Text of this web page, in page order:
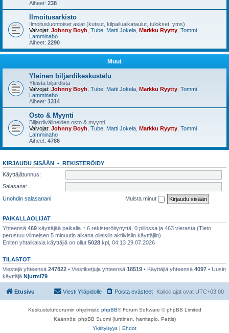
Aiheet: 238
Ilmoitusarkisto
Ilmoitusluontoiset asiat (kutsut, kilpailuaikataulut, tulokset, yms)
Valvojat: Johnny Boyh Tube Matti Jokela Markku Ryytty Tommi
Lamminaho
Aiheet: 2290
Muut
Yleinen biljardikeskustelu
Yleistä biljardista
Valvojat: Johnny Boyh Tube Matti Jokela Markku Ryytty Tommi
Lamminaho
Aiheet: 1314
Osto & Myynti
Biljardivälineiden osto & myynti
Valvojat: Johnny Boyh Tube Matti Jokela Markku Ryytty Tommi
Lamminaho
Aiheet: 4786
KIRJAUDU SISÄÄN • REKISTERÖIDY
Käyttäjätunnus:
Salasana:
Unohdin salasanani
Muista minut
PAIKALLAOLIJAT
Yhteensä 469 käyttäjää paikalla :: 6 rekisteröitynyttä, 0 piilossa ja 463 vierasta (Tieto
perustuu viimeisen 5 minuutin aikana olleisiin aktiivisiin käyttäjiin)
Eniten yhtaikaisia käyttäjiä on ollut 5028 kpl, 04:13 29.07.2026
TILASTOT
Viestejä yhteensä 247822 • Viestiketjuja yhteensä 18519 • Käyttäjiä yhteensä 4097 • Uusin
käyttäjä Njurmi79
Etusivu Kaikki ajat ovat UTC+03:00
Poista evästeet
Viesti Ylläpidolle
Keskustelufoorumin ohjelmisto phpBB® Forum Software © phpBB Limited
Käännös: phpBB Suomi (lurttinen, harritapio, Pettis)
Yksityisyys | Ehdot